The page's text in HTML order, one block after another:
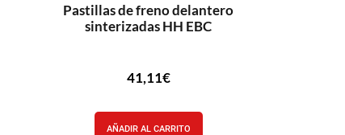
Pastillas de freno delantero
sinterizadas HH EBC
41,11€
AÑADIR AL CARRITO